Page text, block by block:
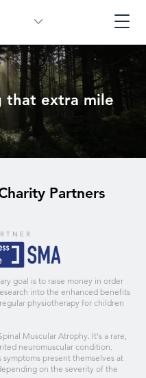
that extra mile
Partners
goal is to raise money in order
into the enhanced benefits
physiotherapy for children
Muscular Atrophy. It's a rare,
neuromuscular condition.
symptoms present themselves at
on the severity of the